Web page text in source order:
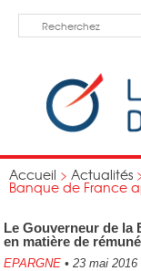
Accueil > Actualités
Banque de France
Le Gouverneur de la
en matière de
EPARGNE • 23 mai 2016